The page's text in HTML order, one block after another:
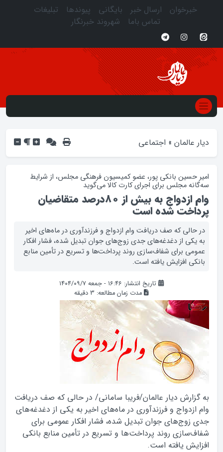
خبرخوان ارسال خبر بایگانی پیوندها
تبلیغات
تماس باما
شهروند خبرنگار
دیار عالمان » اجتماعی
امیر حسین بانکی پور، عضو کمیسیون فرهنگی مجلس، از شرایط
سه‌گانه مجلس برای اجرای کارت کالا می‌گوید
وام ازدواج به بیش از 80درصد متقاضیان
پرداخت شده است
در حالی که صف دریافت وام ازدواج و فرزندآوری در ماه‌های اخیر
به یکی از دغدغه‌های جدی زوج‌های جوان تبدیل شده، فشار افکار
عمومی برای شفاف‌سازی روند پرداخت‌ها و تسریع در تأمین منابع
بانکی افزایش یافته است.
تاریخ انتشار: ۱۶:۴۶ - جمعه ۱۴۰۴/۰۹/۷
مدت زمان مطالعه: 3 دقیقه
به گزارش دیار عالمان/فریبا سامانی/ در حالی که صف دریافت
وام ازدواج و فرزندآوری در ماه‌های اخیر به یکی از دغدغه‌های
جدی زوج‌های جوان تبدیل شده، فشار افکار عمومی برای
شفاف‌سازی روند پرداخت‌ها و تسریع در تأمین منابع بانکی
افزایش یافته است.